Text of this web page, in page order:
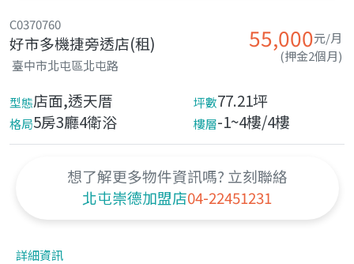
C0370760
好市多機捷旁透店(租)
臺中市北屯區北屯路
55,000元/月
(押金2個月)
型態店面,透天厝 坪數77.21坪
格局5房3廳4衛浴 樓層-1~4樓/4樓
想了解更多物件資訊嗎? 立刻聯絡
北屯崇德加盟店04-22451231
詳細資訊